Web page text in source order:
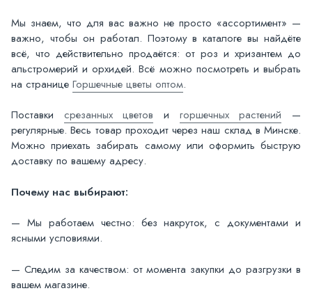
Мы знаем, что для вас важно не просто «ассортимент» —
важно, чтобы он работал. Поэтому в каталоге вы найдёте
всё, что действительно продаётся: от роз и хризантем до
альстромерий и орхидей. Всё можно посмотреть и выбрать
на странице Горшечные цветы оптом.
Поставки срезанных цветов и горшечных растений —
регулярные. Весь товар проходит через наш склад в Минске.
Можно приехать забирать самому или оформить быструю
доставку по вашему адресу.
Почему нас выбирают:
— Мы работаем честно: без накруток, с документами и
ясными условиями.
— Следим за качеством: от момента закупки до разгрузки в
вашем магазине.